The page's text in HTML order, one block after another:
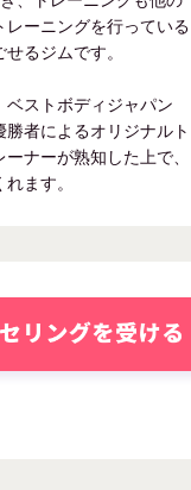
ーニングを行っている
るジムです。
ベストボディジャパン
者によるオリジナルト
ナーが熟知した上で、
ます。